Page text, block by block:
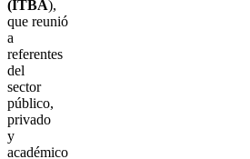
(ITBA),
que reunió
a
referentes
del
sector
público,
privado
y
académico